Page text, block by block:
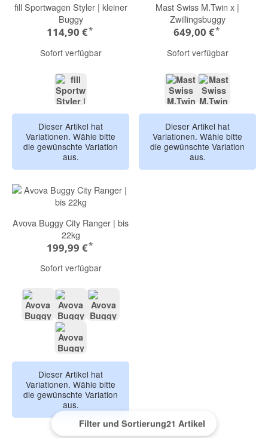
Filter und Sortierung21 Artikel
fill Sportwagen Styler | kleiner
Buggy
114,90 €*
Sofort verfügbar
Dieser Artikel hat
Variationen. Wähle bitte
die gewünschte Variation
aus.
Mast Swiss M.Twin x |
Zwillingsbuggy
649,00 €*
Sofort verfügbar
Dieser Artikel hat
Variationen. Wähle bitte
die gewünschte Variation
aus.
Avova Buggy City Ranger | bis
22kg
199,99 €*
Sofort verfügbar
Dolphin Grey
Dieser Artikel hat
Variationen. Wähle bitte
die gewünschte Variation
aus.